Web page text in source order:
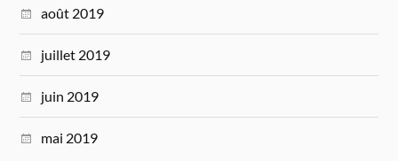
août 2019
juillet 2019
juin 2019
mai 2019